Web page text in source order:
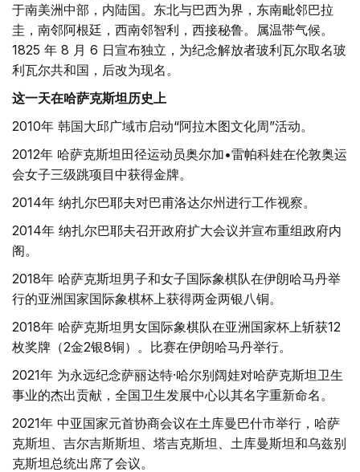
于南美洲中部，内陆国。东北与巴西为界，东南毗邻巴拉
圭，南邻阿根廷，西南邻智利，西接秘鲁。属温带气候。
1825 年 8 月 6 日宣布独立，为纪念解放者玻利瓦尔取名玻
利瓦尔共和国，后改为现名。
这一天在哈萨克斯坦历史上
2010年 韩国大邱广域市启动“阿拉木图文化周”活动。
2012年 哈萨克斯坦田径运动员奥尔加•雷帕科娃在伦敦奥运
会女子三级跳项目中获得金牌。
2014年 纳扎尔巴耶夫对巴甫洛达尔州进行工作视察。
2014年 纳扎尔巴耶夫召开政府扩大会议并宣布重组政府内
阁。
2018年 哈萨克斯坦男子和女子国际象棋队在伊朗哈马丹举
行的亚洲国家国际象棋杯上获得两金两银八铜。
2018年 哈萨克斯坦男女国际象棋队在亚洲国家杯上斩获12
枚奖牌（2金2银8铜）。比赛在伊朗哈马丹举行。
2021年 为永远纪念萨丽达特·哈尔别阔娃对哈萨克斯坦卫生
事业的杰出贡献，全国卫生发展中心以其名字重新命名。
2021年 中亚国家元首协商会议在土库曼巴什市举行，哈萨
克斯坦、吉尔吉斯斯坦、塔吉克斯坦、土库曼斯坦和乌兹别
克斯坦总统出席了会议。